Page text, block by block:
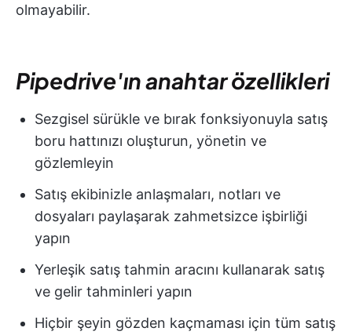
olmayabilir.
Pipedrive'ın anahtar özellikleri
Sezgisel sürükle ve bırak fonksiyonuyla satış
boru hattınızı oluşturun, yönetin ve
gözlemleyin
Satış ekibinizle anlaşmaları, notları ve
dosyaları paylaşarak zahmetsizce işbirliği
yapın
Yerleşik satış tahmin aracını kullanarak satış
ve gelir tahminleri yapın
Hiçbir şeyin gözden kaçmaması için tüm satış